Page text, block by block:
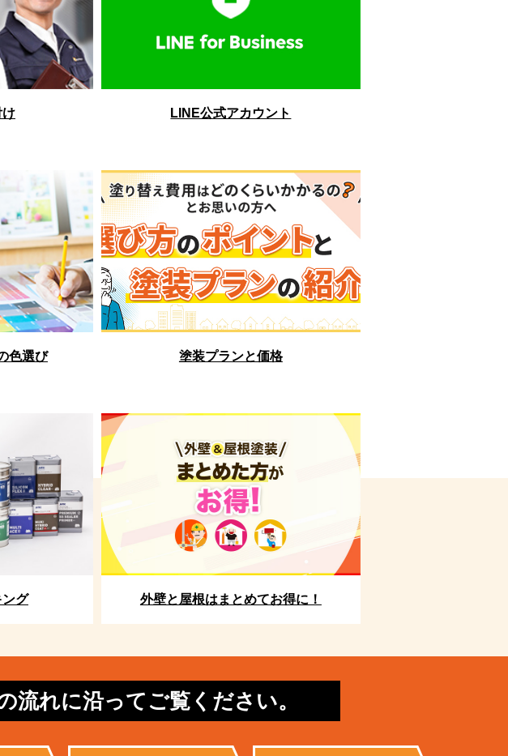
け LINE公式アカウント
色選び 塗装プランと価格
ング 外壁と屋根はまとめてお得に！
れに沿ってご覧ください。